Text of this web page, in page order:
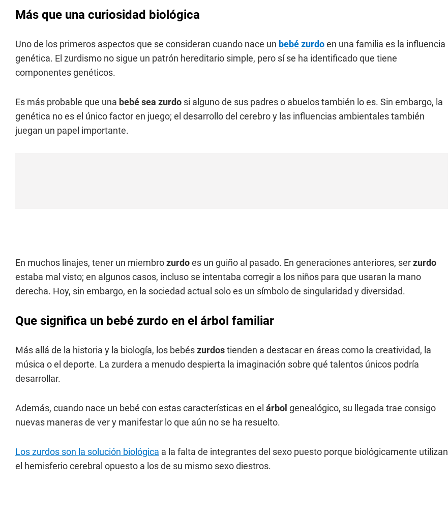
Más que una curiosidad biológica
Uno de los primeros aspectos que se consideran cuando nace un bebé zurdoen una familia es la influencia
genética. El zurdismo no sigue un patrón hereditario simple, pero sí se ha identificado que tiene
componentes genéticos.
Es más probable que una bebé sea zurdo si alguno de sus padres o abuelos también lo es. Sin embargo, la
genética no es el único factor en juego; el desarrollo del cerebro y las influencias ambientales también
juegan un papel importante.
En muchos linajes, tener un miembrozurdoes un guiño al pasado. En generaciones anteriores, serzurdo
estaba mal visto; en algunos casos, incluso se intentaba corregir a los niños para que usaran la mano
derecha. Hoy, sin embargo, en la sociedad actual solo es un símbolo de singularidad y diversidad.
Que significa un bebé zurdo en el árbol familiar
Más allá de la historia y la biología, los bebészurdostienden a destacar en áreas como la creatividad, la
música o el deporte. La zurdera a menudo despierta la imaginación sobre qué talentos únicos podría
desarrollar.
Además, cuando nace un bebé con estas características en el árbol genealógico, su llegada trae consigo
nuevas maneras de ver y manifestar lo que aún no se ha resuelto.
Los zurdos son la solución biológica a la falta de integrantes del sexo puesto porque biológicamente utilizan
el hemisferio cerebral opuesto a los de su mismo sexo diestros.